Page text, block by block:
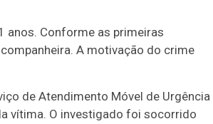
anos. Conforme as primeiras
A motivação do crime
de Atendimento Móvel de Urgência
vítima. O investigado foi socorrido